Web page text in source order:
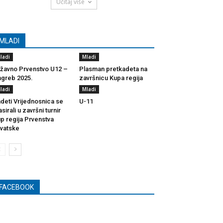
Prvenstvo U12 –
2025.
Mladi
Plasman pretkadeta na
završnicu Kupa regija
Vrijednosnica se
u završni turnir
regija Prvenstva
Mladi
U-11